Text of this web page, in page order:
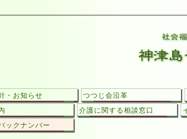
・お知らせ つつじ会沿革
介護に関する相談窓口
ックナンバー